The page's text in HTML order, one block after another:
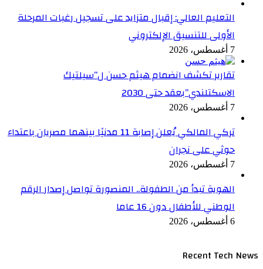
التعليم العالي: إقبال متزايد على تسجيل رغبات المرحلة
الأولى للتنسيق الإلكتروني
7 أغسطس، 2026
تقارير تكشف انضمام هيثم حسن ل”سيلتيك
الاسكتلندي”بعقد حتى 2030
7 أغسطس، 2026
تركي المالكي يُعلن إصابة 11 مدنيًا بينهما مصريان باعتداء
حوثي على نجران
7 أغسطس، 2026
الهوية تبدأ من الطفولة.. المنصورة تواصل إصدار الرقم
الوطني للأطفال دون 16 عاما
6 أغسطس، 2026
Recent Tech News